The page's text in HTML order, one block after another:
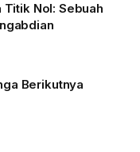
Nol: Sebuah
Berikutnya